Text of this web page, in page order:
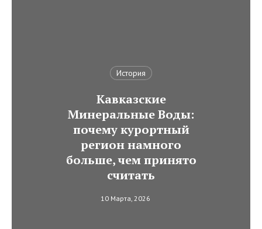
История
Кавказские
Минеральные Воды:
почему курортный
регион намного
больше, чем принято
считать
10 Марта, 2026